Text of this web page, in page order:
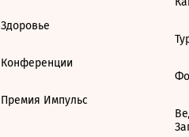
Здоровье
Конференции
Премия Импульс